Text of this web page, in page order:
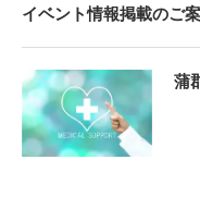
イベント情報掲載のご
蒲